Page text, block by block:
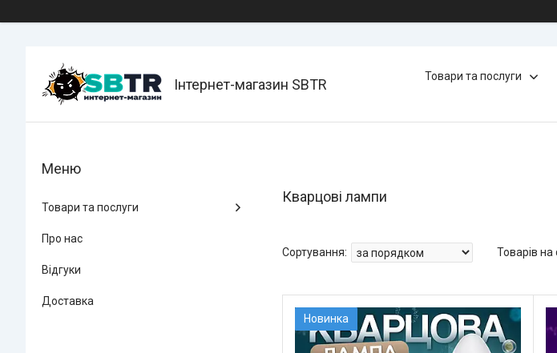
Інтернет-магазин SBTR Товари та послуги
Кварцові лампи
Новинка
Товари та послуги
Про нас
Відгуки
Доставка